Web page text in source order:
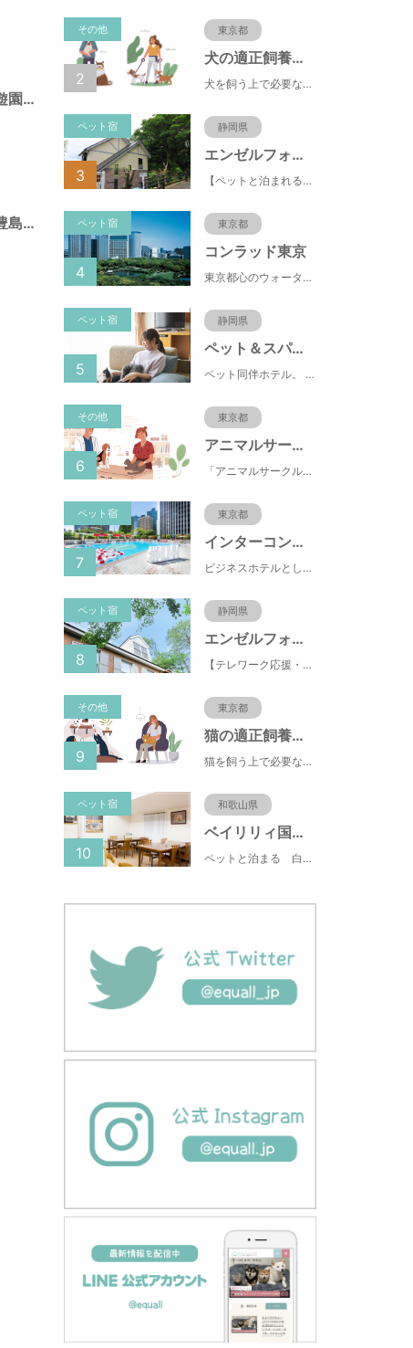
目白二丁目仮児童遊園（東京都豊島区）
目白庭園（東京都豊島区）
その他 東京都
犬の適正飼養クイズ
犬を飼う上で必要な責任やマナー、健康管理について学ぶことができます。
2
ペット宿 静岡県
エンゼルフォレスト伊豆高原(赤沢望洋台)
【ペットと泊まれる】源泉かけ流し温泉付の1棟貸切別荘（自炊OK）全別荘内装リフォーム済み♪
3
ペット宿 東京都
コンラッド東京
東京都心のウォーターフロントに位置し、都内全域へのアクセスへも便利なコンラッド東京は、銀座や新橋へ徒歩圏内、明治神宮や浅草、六本木などの観光・ショッピングエリアにもアクセス至便。また、東京駅まで10分、羽田空港まで25分、丸の内などの主要ビジネス街へのアクセスにも優れ、ビジネスにも最適のロケーションです。
4
ペット宿 静岡県
ペット＆スパホテル伊豆高原
ペット同伴ホテル。 快適な施設と癒しの温泉、京風懐石をご堪能ください。
5
その他 東京都
アニマルサークル
「アニマルサークル」は、簡単な質問に答えることで、自身のウェルビーイングの状態を診断し、ペットとの関係性や生活環境改善のヒントを提供するオンラインサービスです。日々の生活に潜むストレスや孤独感を見える化し、ペットとの生活を通じて、心と体の健康づくりに役立てていただくことを目指しています。
6
ペット宿 東京都
インターコンチネンタル東京ベイ
ビジネスホテルとして有名な東横INN(東横イン)がペットと一緒に泊まれるプランをスタートしました。東横INNは、ペット専用Instagramもスタートしており、飼い主の間で話題になっています。
7
ペット宿 静岡県
エンゼルフォレスト伊豆スカイライン
【テレワーク応援・ペットと泊まれる】ゴルフ場隣接のまるごと貸切別荘（自炊OK）
8
その他 東京都
猫の適正飼養クイズ
猫を飼う上で必要な責任やマナー、健康管理について学ぶことができます。
9
ペット宿 和歌山県
ベイリリィ国民宿舎しらゆり荘
ペットと泊まる 白浜温泉 ベイリリィ国民宿舎しらゆり荘
10